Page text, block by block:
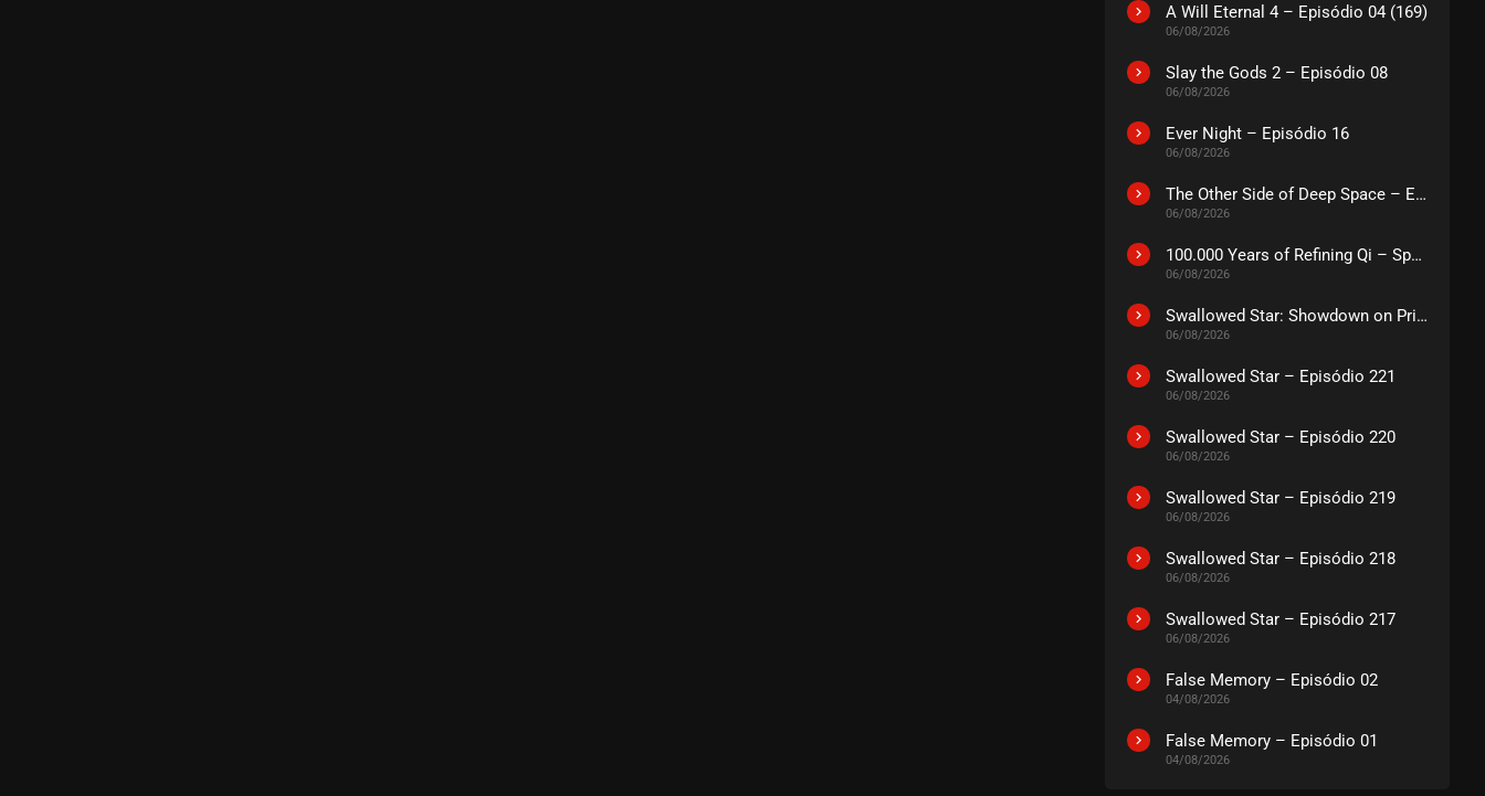
ASSISTIDO
EPISÓDIO 03
ASSISTIDO
EPISÓDIO 02
EPISÓDIO 01
setembro 18, 2020
A Will Eternal 4 – Episódio 04 (169)
06/08/2026
Slay the Gods 2 – Episódio 08
06/08/2026
Ever Night – Episódio 16
06/08/2026
The Other Side of Deep Space – Episódio 14
06/08/2026
100.000 Years of Refining Qi – Special
06/08/2026
Swallowed Star: Showdown on Primeval Star – O Filme
06/08/2026
Swallowed Star – Episódio 221
06/08/2026
Swallowed Star – Episódio 220
06/08/2026
Swallowed Star – Episódio 219
06/08/2026
Swallowed Star – Episódio 218
06/08/2026
Swallowed Star – Episódio 217
06/08/2026
False Memory – Episódio 02
04/08/2026
False Memory – Episódio 01
04/08/2026